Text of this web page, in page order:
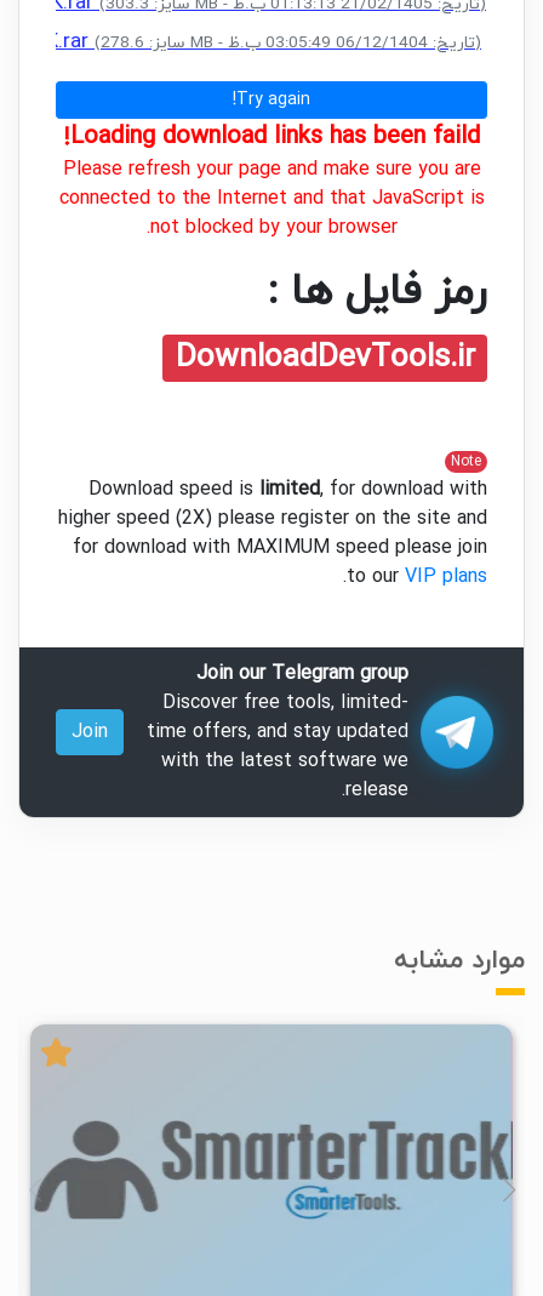
(سایز: 278.6 MB - تاریخ: 06/12/1404 03:05:49 ب.ظ)
Try again!
Loading download links has been faild!
Please refresh your page and make sure you are
connected to the Internet and that JavaScript is
not blocked by your browser.
رمز فایل ها :
DownloadDevTools.ir
Note
Download speed is limited, for download with
higher speed (2X) please register on the site and
for download with MAXIMUM speed please join
to our VIP plans
.
Join our Telegram group
Discover free tools, limited-
time offers, and stay updated
with the latest software we
release.
Join
موارد مشابه
۱۴۰۴/۱۰/۳۰